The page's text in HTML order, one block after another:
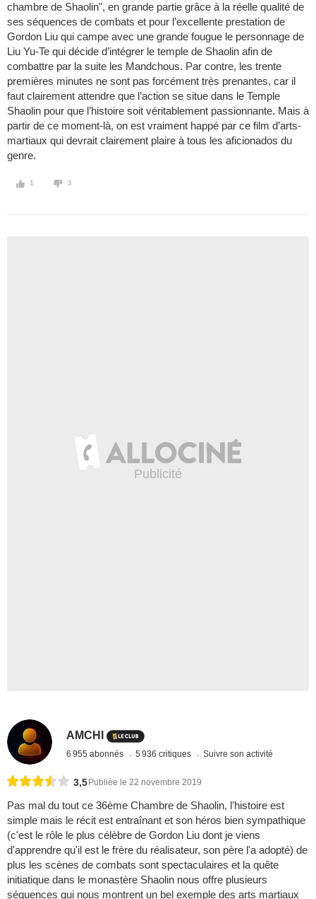
chambre de Shaolin", en grande partie grâce à la réelle qualité de
ses séquences de combats et pour l’excellente prestation de
Gordon Liu qui campe avec une grande fougue le personnage de
Liu Yu-Te qui décide d’intégrer le temple de Shaolin afin de
combattre par la suite les Mandchous. Par contre, les trente
premières minutes ne sont pas forcément très prenantes, car il
faut clairement attendre que l’action se situe dans le Temple
Shaolin pour que l’histoire soit véritablement passionnante. Mais à
partir de ce moment-là, on est vraiment happé par ce film d’arts-
martiaux qui devrait clairement plaire à tous les aficionados du
genre.
1 3
AMCHI
6 955 abonnés 5 936 critiques Suivre son activité
3,5 Publiée le 22 novembre 2019
Pas mal du tout ce 36ème Chambre de Shaolin, l’histoire est
simple mais le récit est entraînant et son héros bien sympathique
(c'est le rôle le plus célèbre de Gordon Liu dont je viens
d'apprendre qu'il est le frère du réalisateur, son père l'a adopté) de
plus les scènes de combats sont spectaculaires et la quête
initiatique dans le monastère Shaolin nous offre plusieurs
séquences qui nous montrent un bel exemple des arts martiaux